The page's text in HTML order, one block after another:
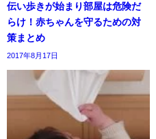
伝い歩きが始まり部屋は危険だ
らけ！赤ちゃんを守るための対
策まとめ
2017年8月17日